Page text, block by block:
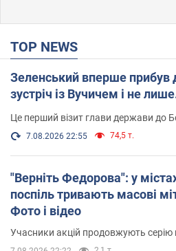
TOP NEWS
Зеленський вперше прибув
зустріч із Вучичем і не
Це перший візит глави держави до
7.08.2026 22:55 74,5 т.
"Верніть Федорова": у
поспіль тривають масові
Фото і відео
Учасники акцій продовжують серію